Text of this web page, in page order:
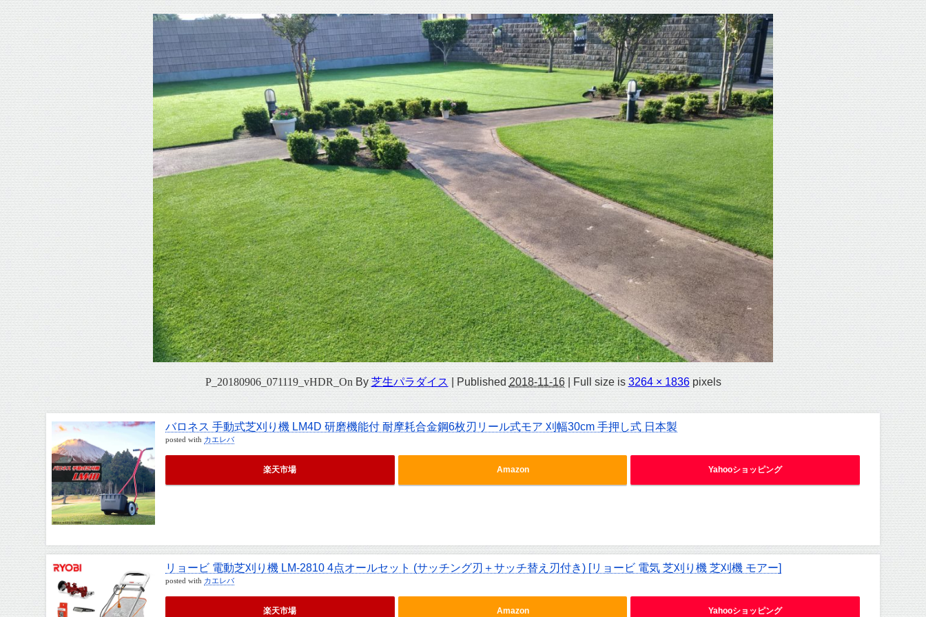
P_20180906_071119_vHDR_On By 芝生パラダイス Published 2018-11-16 Full size is 3264 × 1836pixels
バロネス 手動式芝刈り機 LM4D 研磨機能付 耐摩耗合金鋼6枚刃リール式モア 刈幅30cm 手押し式 日本製
posted with カエレバ
楽天市場 Amazon Yahooショッピング
リョービ 電動芝刈り機 LM-2810 4点オールセット (サッチング刃＋サッチ替え刃付き) [リョービ 電気 芝刈り機 芝刈機 モアー]
posted with カエレバ
楽天市場 Amazon Yahooショッピング